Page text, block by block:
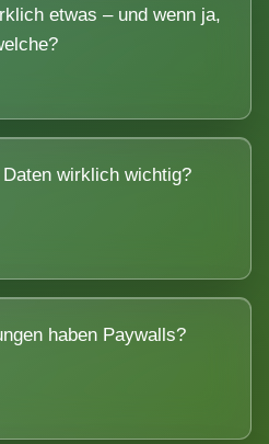
etwas – und wenn ja,
wirklich wichtig?
haben Paywalls?